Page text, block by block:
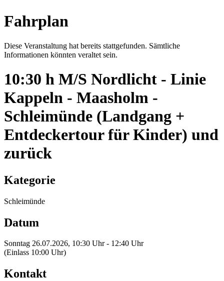
Fahrplan
Diese Veranstaltung hat bereits stattgefunden. Sämtliche
Informationen könnten veraltet sein.
10:30 h M/S Nordlicht - Linie
Kappeln - Maasholm -
Schleimünde (Landgang +
Entdeckertour für Kinder) und
zurück
Kategorie
Schleimünde
Datum
Sonntag 26.07.2026, 10:30 Uhr - 12:40 Uhr
(Einlass 10:00 Uhr)
Kontakt